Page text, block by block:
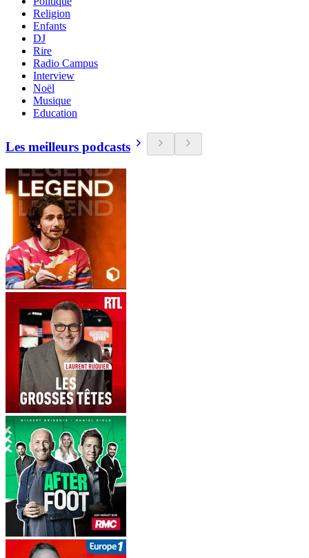
Religion
Enfants
DJ
Rire
Radio Campus
Interview
Noël
Musique
Education
Les meilleurs podcasts